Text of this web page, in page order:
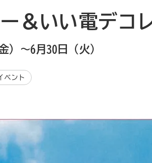
＆いい電デコ
）～6月30日（火）
ベント